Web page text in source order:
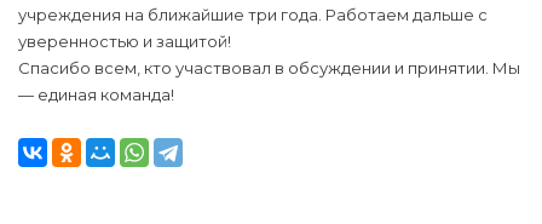
учреждения на ближайшие три года. Работаем дальше с
уверенностью и защитой!
Спасибо всем, кто участвовал в обсуждении и принятии. Мы
— единая команда!